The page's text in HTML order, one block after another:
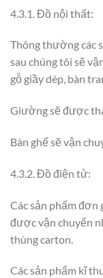
4.3.1. Đồ nội thất:
Thông thường các
sau chúng tôi sẽ
gỗ giầy dép, bàn
Giường sẽ được
Bàn ghế sẽ vận
4.3.2. Đồ điện tử:
Các sản phẩm đơn
được vận chuyển
thùng carton.
Các sản phẩm kĩ